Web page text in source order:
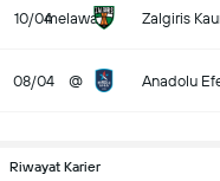
10/04melawan Zalgiris
08/04 @ Anadolu
Riwayat Karier